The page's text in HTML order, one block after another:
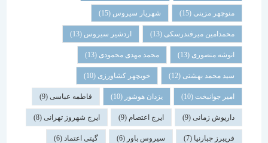
منوچهر مزینی(15) شهریار سیروس(15)
محمدامین میرفندرسکی(13) اردشیر سیروس(13)
انوشه منصوری(13) محمد مهدی محمودی(13)
سید محمد بهشتی(12) خوبچهر کشاورزی(10)
امیر جوانبخت(10) یزدان هوشور(10) فاطمه عباسی(9)
داریوش زمانی(9) ایرج اعتصام(9) ایرج شهروز تهرانی(8)
فریبرز جبارنیا(7) سیروس باور(6) گیتی اعتماد(6)